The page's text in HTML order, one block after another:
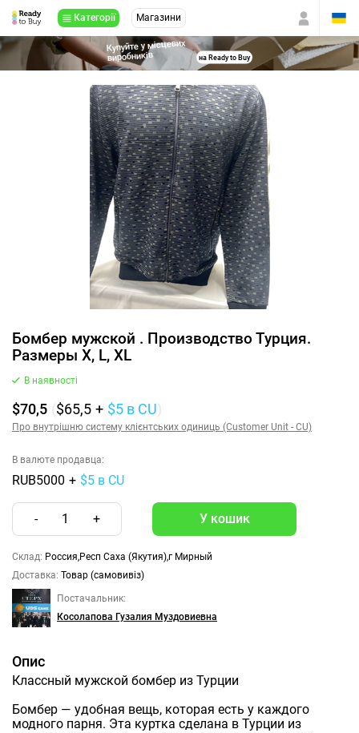
Категорії Магазини
Купуйте у місцевих
виробників на Ready to Buy
Бомбер мужской . Производство Турция.
Размеры X, L, XL
В наявності
$70,5 ($65,5 + $5 в CU)
Про внутрішню систему клієнтських одиниць (Customer Unit - CU)
В валюте продавца:
RUB5000 + $5 в CU
- 1 +
Склад: Россия,Респ Саха (Якутия),г Мирный
Доставка: Товар (самовивіз)
Постачальник:
Косолапова Гузалия Муздовиевна
Опис
Классный мужской бомбер из Турции
Бомбер — удобная вещь, которая есть у каждого
модного парня. Эта куртка сделана в Турции из